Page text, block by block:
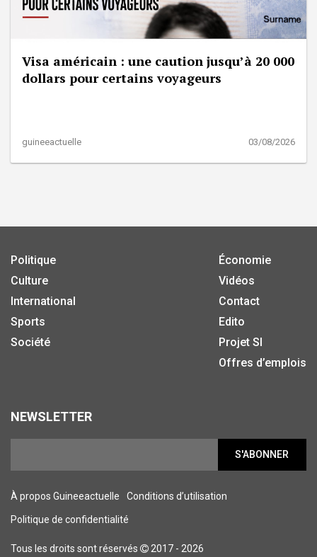
Visa américain : une caution jusqu’à 20 000
dollars pour certains voyageurs
guineeactuelle 03/08/2026
Politique
Culture
International
Sports
Société
Économie
Vidéos
Contact
Edito
Projet SI
Offres d’emplois
NEWSLETTER
S'ABONNER
À propos Guineeactuelle Conditions d’utilisation
Politique de confidentialité
Tous les droits sont réservés 2017 - 2026